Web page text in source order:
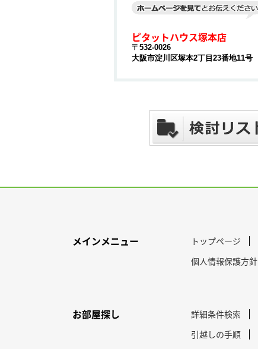
ピタットハウス塚本店
〒532-0026
大阪市淀川区塚本2丁目23番地11号
メインメニュー トップページ
個人情報保護方針
お部屋探し 詳細条件検索
引越しの手順